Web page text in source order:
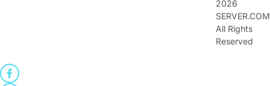
2026
All Rights
Reserved